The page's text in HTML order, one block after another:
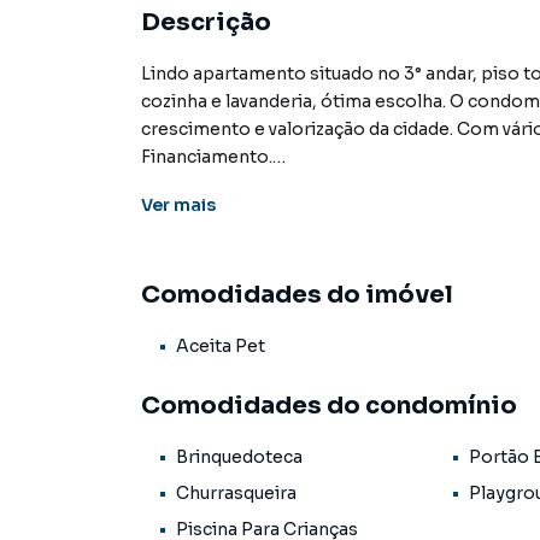
Descrição
Lindo apartamento situado no 3° andar, piso
cozinha e lavanderia, ótima escolha. O
crescimento e valorização da cidade. Com
Financiamento.
em contato com nossa equipe pelo telefone
A KSA FACIL IMOVEIS tem mais opções de
lançamentos na planta em Coronel Antonino
Negocie seu imóvel de forma totalmente
IMOVEIS você consegue comprar ou alugar
Ver mais
Comodidades do imóvel
Aceita Pet
Comodidades do condomínio
Brinquedoteca Portão
Churrasqueira
Piscina Para Crianças